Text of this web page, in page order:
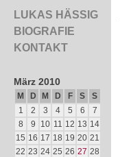
LUKAS HÄSSIG
BIOGRAFIE
KONTAKT
März 2010
M D M D F S
S
1
2 3 4 5 6
7
8
9 10 11 12 13 14
15 16 17 18 19 20 21
22 23 24 25 26 27 28